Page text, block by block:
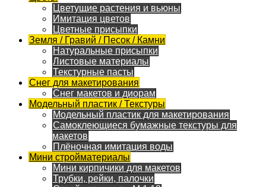
Цветущие растения и вьюны
Имитация цветов
Цветные присыпки
Земля / Гравий / Песок / Камни
Натуральные присыпки
Листовые материалы
Текстурные пасты
Снег для макетирования
Снег макетов и диорам
Модельный пластик / Текстуры
Модельный пластик для макетирования
Самоклеющиеся бумажные текстуры для
макетов
Плёночная имитация воды
Мини стройматериалы
Мини кирпичики для макетов
Трубки, рейки, палочки